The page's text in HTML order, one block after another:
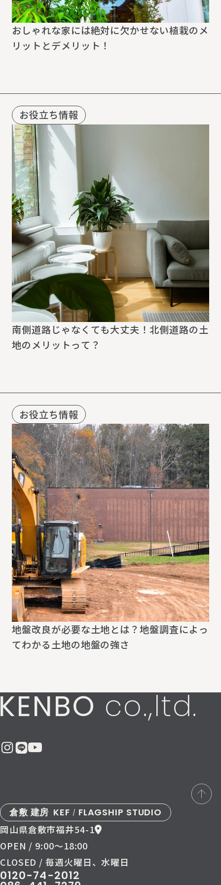
おしゃれな家には絶対に欠かせない植栽のメ
リットとデメリット！
お役立ち情報
南側道路じゃなくても大丈夫！北側道路の土
地のメリットって？
お役立ち情報
地盤改良が必要な土地とは？地盤調査によっ
てわかる土地の地盤の強さ
co.,ltd.
倉敷 建房 KEF / FLAGSHIP STUDIO
岡山県倉敷市福井54-1
OPEN / 9:00〜18:00
CLOSED / 毎週火曜日、水曜日
0120-74-2012